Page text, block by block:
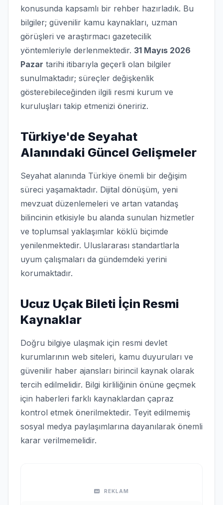
konusunda kapsamlı bir rehber hazırladık. Bu
bilgiler; güvenilir kamu kaynakları, uzman
görüşleri ve araştırmacı gazetecilik
yöntemleriyle derlenmektedir. 31 Mayıs 2026
Pazar tarihi itibarıyla geçerli olan bilgiler
sunulmaktadır; süreçler değişkenlik
gösterebileceğinden ilgili resmi kurum ve
kuruluşları takip etmenizi öneririz.
Türkiye'de Seyahat
Alanındaki Güncel Gelişmeler
Seyahat alanında Türkiye önemli bir değişim
süreci yaşamaktadır. Dijital dönüşüm, yeni
mevzuat düzenlemeleri ve artan vatandaş
bilincinin etkisiyle bu alanda sunulan hizmetler
ve toplumsal yaklaşımlar köklü biçimde
yenilenmektedir. Uluslararası standartlarla
uyum çalışmaları da gündemdeki yerini
korumaktadır.
Ucuz Uçak Bileti İçin Resmi
Kaynaklar
Doğru bilgiye ulaşmak için resmi devlet
kurumlarının web siteleri, kamu duyuruları ve
güvenilir haber ajansları birincil kaynak olarak
tercih edilmelidir. Bilgi kirliliğinin önüne geçmek
için haberleri farklı kaynaklardan çapraz
kontrol etmek önerilmektedir. Teyit edilmemiş
sosyal medya paylaşımlarına dayanılarak önemli
karar verilmemelidir.
REKLAM